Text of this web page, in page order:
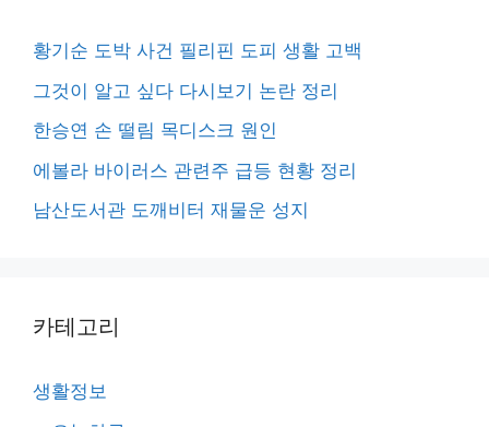
황기순 도박 사건 필리핀 도피 생활 고백
그것이 알고 싶다 다시보기 논란 정리
한승연 손 떨림 목디스크 원인
에볼라 바이러스 관련주 급등 현황 정리
남산도서관 도깨비터 재물운 성지
카테고리
생활정보